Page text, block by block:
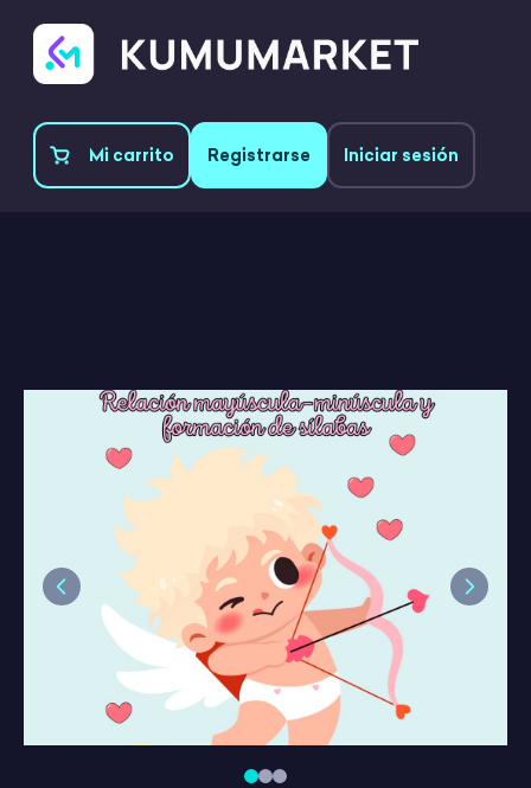
Mi carrito Registrarse Iniciar sesión
Previous Next